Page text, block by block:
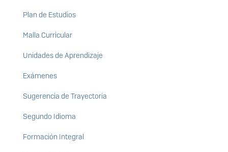
Plan de Estudios
Malla Curricular
Unidades de Aprendizaje
Exámenes
Sugerencia de Trayectoria
Segundo Idioma
Formación Integral